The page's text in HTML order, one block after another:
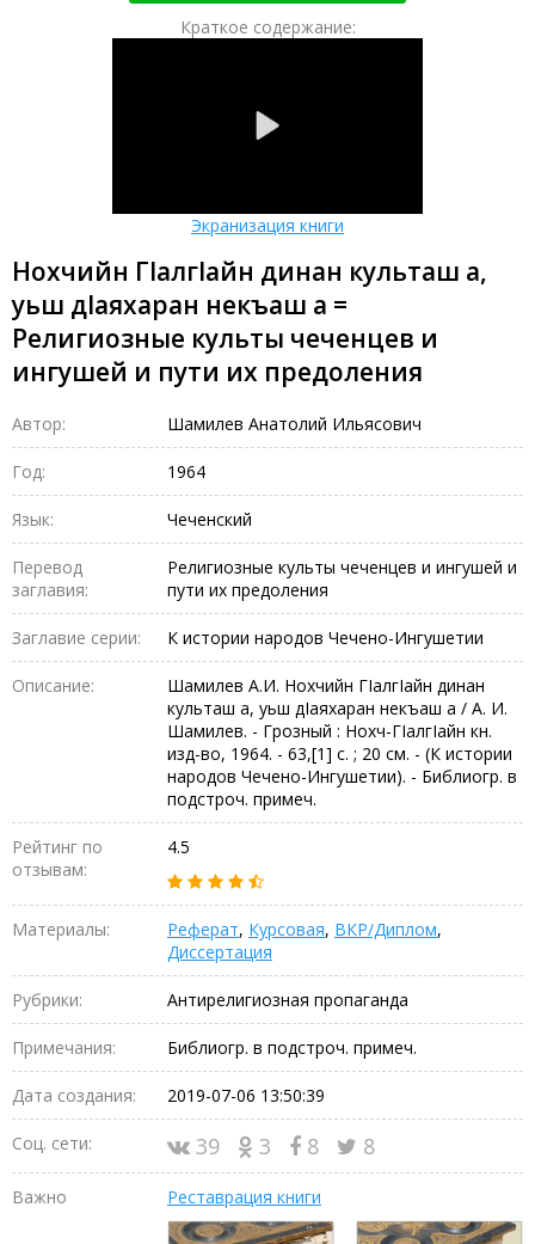
Краткое содержание:
Экранизация книги
Нохчийн ГIалгIайн динан культаш а,
уьш дIаяхаран некъаш а =
Религиозные культы чеченцев и
ингушей и пути их предоления
Автор: Шамилев Анатолий Ильясович
Год: 1964
Язык: Чеченский
Перевод
заглавия:
Религиозные культы чеченцев и ингушей и
пути их предоления
Заглавие серии: К истории народов Чечено-Ингушетии
Описание:
Шамилев А.И. Нохчийн ГIалгIайн динан
культаш а, уьш дIаяхаран некъаш а / А. И.
Шамилев. - Грозный : Нохч-ГIалгIайн кн.
изд-во, 1964. - 63,[1] с. ; 20 см. - (К истории
народов Чечено-Ингушетии). - Библиогр. в
подстроч. примеч.
Рейтинг по
отзывам:
4.5
Материалы: Реферат, Курсовая, ВКР/Диплом,
Диссертация
Рубрики: Антирелигиозная пропаганда
Примечания: Библиогр. в подстроч. примеч.
Дата создания: 2019-07-06 13:50:39
Соц. сети: 39 3 8 8
Важно Реставрация книги